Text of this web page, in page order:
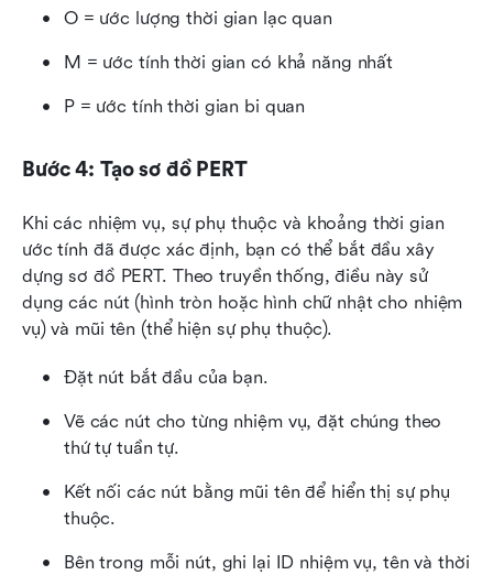
O = ước lượng thời gian lạc quan
M = ước tính thời gian có khả năng nhất
P = ước tính thời gian bi quan
Bước 4: Tạo sơ đồ PERT
Khi các nhiệm vụ, sự phụ thuộc và khoảng thời gian
ước tính đã được xác định, bạn có thể bắt đầu xây
dựng sơ đồ PERT. Theo truyền thống, điều này sử
dụng các nút (hình tròn hoặc hình chữ nhật cho nhiệm
vụ) và mũi tên (thể hiện sự phụ thuộc).
Đặt nút bắt đầu của bạn.
Vẽ các nút cho từng nhiệm vụ, đặt chúng theo
thứ tự tuần tự.
Kết nối các nút bằng mũi tên để hiển thị sự phụ
thuộc.
Bên trong mỗi nút, ghi lại ID nhiệm vụ, tên và thời